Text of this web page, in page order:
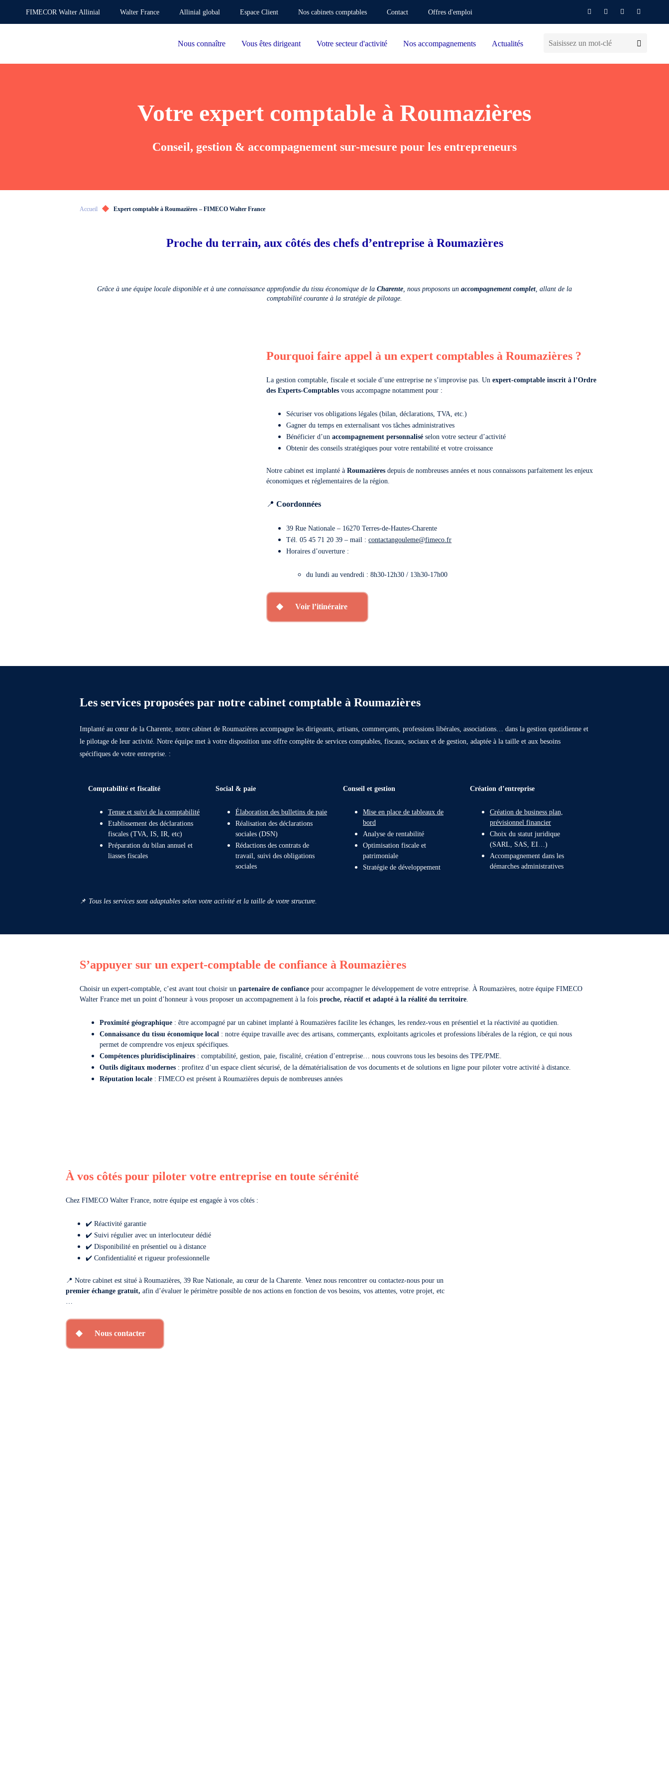
FIMECOR Walter Allinial Walter France Allinial global Espace Client Nos cabinets comptables Contact Offres d'emploi
Nous connaître Vous êtes dirigeant Votre secteur d'activité Nos accompagnements Actualités
Votre expert comptable à Roumazières
Conseil, gestion & accompagnement sur-mesure pour les entrepreneurs
Accueil Expert comptable à Roumazières – FIMECO Walter France
Proche du terrain, aux côtés des chefs d’entreprise à Roumazières
Grâce à une équipe locale disponible et à une connaissance approfondie du tissu économique de la Charente , nous proposons un accompagnement complet, allant de la
comptabilité courante à la stratégie de pilotage.
Pourquoi faire appel à un expert comptables à Roumazières ?
La gestion comptable, fiscale et sociale d’une entreprise ne s’improvise pas. Unexpert-comptable inscrit à l’Ordre
des Experts-Comptables vous accompagne notamment pour :
Sécuriser vos obligations légales (bilan, déclarations, TVA, etc.)
Gagner du temps en externalisant vos tâches administratives
Bénéficier d’unaccompagnement personnalisé selon votre secteur d’activité
Obtenir des conseils stratégiques pour votre rentabilité et votre croissance
Notre cabinet est implanté àRoumazièresdepuis de nombreuses années et nous connaissons parfaitement les enjeux
économiques et réglementaires de la région.
📍Coordonnées
39 RueNationale – 16270 Terres-de-Hautes-Charente
Tél. 0545 71 20 39– mail :contactangouleme@fimeco.fr
Horaires d’ouverture :
du lundi au vendredi :8h30-12h30 / 13h30-17h00
Voir l’itinéraire
Les services proposées par notre cabinet comptable à Roumazières
Implanté au cœur de la Charente, notre cabinet de Roumazières accompagne les dirigeants, artisans, commerçants, professions libérales, associations… dans la gestion quotidienne et
le pilotage de leur activité. Notre équipe met à votre disposition une offre complète de services comptables, fiscaux, sociaux et de gestion, adaptée à la taille et aux besoins
spécifiques de votre entreprise. :
Comptabilité et fiscalité
Tenue et suivi de la comptabilité
Etablissement des déclarations
fiscales (TVA, IS, IR, etc)
Préparation du bilan annuel et
liasses fiscales
Social & paie
Élaboration des bulletins de paie
Réalisation des déclarations
sociales (DSN)
Rédactions des contrats de
travail, suivi des obligations
sociales
Conseil et gestion
Mise en place de tableaux de
bord
Analyse de rentabilité
Optimisation fiscale et
patrimoniale
Stratégie de développement
Création d’entreprise
Création de business plan,
prévisionnel financier
Choix du statut juridique
(SARL, SAS, EI…)
Accompagnement dans les
démarches administratives
📌 Tous les services sont adaptables selon votre activité et la taille de votre structure.
S’appuyer sur un expert-comptable de confiance à Roumazières
Choisir un expert-comptable, c’est avant tout choisir un partenaire de confiance pour accompagner le développement de votre entreprise. À Roumazières, notre équipe FIMECO
Walter France met un point d’honneur à vous proposer un accompagnement à la fois proche, réactif et adapté à la réalité du territoire
Proximité géographique : être accompagné par un cabinet implanté à Roumazières facilite les échanges, les rendez-vous en présentiel et la réactivité au quotidien.
Connaissance du tissu économique local : notre équipe travaille avec des artisans, commerçants, exploitants agricoles et professions libérales de la région, ce qui nous
permet de comprendre vos enjeux spécifiques.
Compétences pluridisciplinaires : comptabilité, gestion, paie, fiscalité, création d’entreprise… nous couvrons tous les besoins des TPE/PME.
Outils digitaux modernes : profitez d’un espace client sécurisé, de la dématérialisation de vos documents et de solutions en ligne pour piloter votre activité à distance.
Réputation locale : FIMECO est présent à Roumazières depuis de nombreuses années
À vos côtés pour piloter votre entreprise en toute sérénité
Chez FIMECO Walter France, notre équipe est engagée à vos côtés :
✔️ Réactivité garantie
✔️ Suivi régulier avec un interlocuteur dédié
✔️ Disponibilité en présentiel ou à distance
✔️ Confidentialité et rigueur professionnelle
📍 Notre cabinet est situé à Roumazières, 39 Rue Nationale , au cœur de la Charente. Venez nous rencontrer ou contactez-nous pour un
premier échange gratuit, afin d’évaluer le périmètre possible de nos actions en fonction de vos besoins, vos attentes, votre projet, etc
Nous contacter